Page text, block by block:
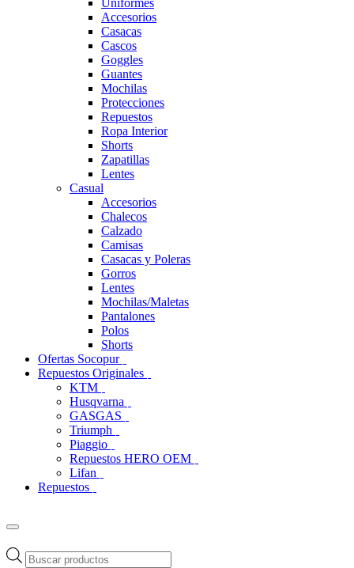
Uniformes
Accesorios
Casacas
Cascos
Goggles
Guantes
Mochilas
Protecciones
Repuestos
Ropa Interior
Shorts
Zapatillas
Lentes
Casual
Accesorios
Chalecos
Calzado
Camisas
Casacas y Poleras
Gorros
Lentes
Mochilas/Maletas
Pantalones
Polos
Shorts
Ofertas Socopur
Repuestos Originales
KTM
Husqvarna
GASGAS
Triumph
Piaggio
Repuestos HERO OEM
Lifan
Repuestos
Búsqueda